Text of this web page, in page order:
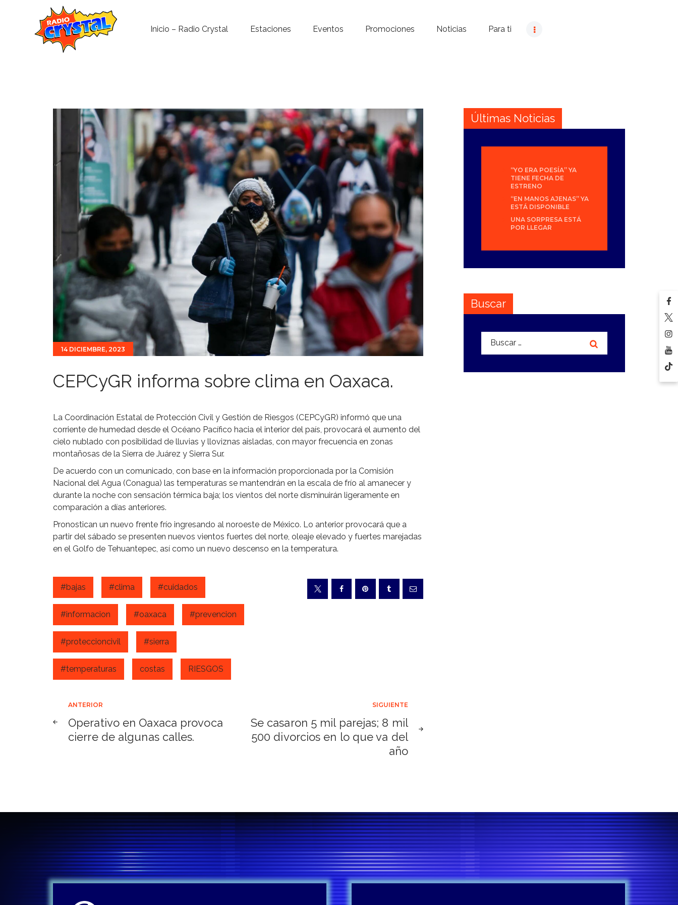
Inicio – Radio Crystal Estaciones Eventos Promociones Noticias Para ti
Noticias
Para ti
Contacto
14 DICIEMBRE, 2023
CEPCyGR informa sobre clima en Oaxaca.
La Coordinación Estatal de Protección Civil y Gestión de Riesgos (CEPCyGR) informó que una
corriente de humedad desde el Océano Pacífico hacia el interior del país, provocará el aumento del
cielo nublado con posibilidad de lluvias y lloviznas aisladas, con mayor frecuencia en zonas
montañosas de la Sierra de Juárez y Sierra Sur.
De acuerdo con un comunicado, con base en la información proporcionada por la Comisión
Nacional del Agua (Conagua) las temperaturas se mantendrán en la escala de frío al amanecer y
durante la noche con sensación térmica baja; los vientos del norte disminuirán ligeramente en
comparación a días anteriores.
Pronostican un nuevo frente frío ingresando al noroeste de México. Lo anterior provocará que a
partir del sábado se presenten nuevos vientos fuertes del norte, oleaje elevado y fuertes marejadas
en el Golfo de Tehuantepec, así como un nuevo descenso en la temperatura.
#bajas #clima #cuidados
#informacion #oaxaca #prevencion
#proteccioncivil #sierra
#temperaturas costas RIESGOS
Navegación
de
ANTERIOR
Operativo en Oaxaca provoca
cierre de algunas calles.
SIGUIENTE
Se casaron 5 mil parejas; 8 mil
500 divorcios en lo que va del
año
Últimas Noticias
“YO ERA POESÍA” YA
TIENE FECHA DE
ESTRENO
“EN MANOS AJENAS” YA
ESTÁ DISPONIBLE
UNA SORPRESA ESTÁ
POR LLEGAR
Buscar
Buscar: